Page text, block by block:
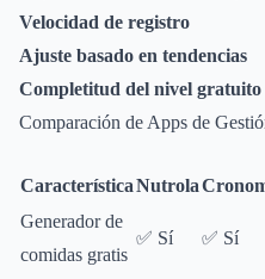
Velocidad de registro
Ajuste basado en tendencias
Completitud del nivel gratuito
Comparación de Apps de
CaracterísticaNutrola
Generador de
comidas gratis
✅ Sí ✅ Sí